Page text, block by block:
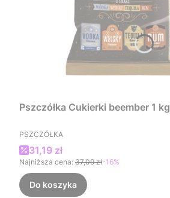
Pszczółka Cukierki beember 1 kg
PRODUCENT
PSZCZÓŁKA
Cena promocyjna
31,19 zł
Najniższa cena: 37,09 zł-16%
Do koszyka